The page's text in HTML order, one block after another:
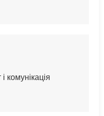
комунікація